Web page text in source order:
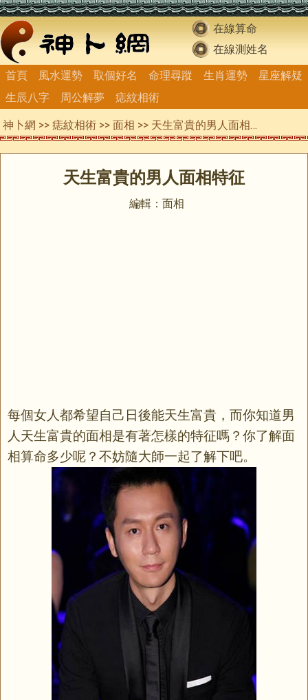
在線算命
在線測姓名
首頁
風水運勢 取個好名 命理尋蹤 生肖運勢
星座解疑
生辰八字
周公解夢 痣紋相術
神卜網 >> 痣紋相術 >> 面相 >> 天生富貴的男人面相特征
天生富貴的男人面相特征
編輯：面相
每個女人都希望自己日後能天生富貴，而你知道男
人天生富貴的面相是有著怎樣的特征嗎？你了解面
相算命多少呢？不妨隨大師一起了解下吧。